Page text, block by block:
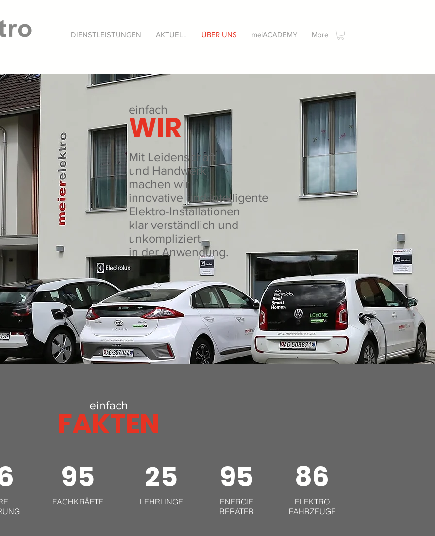
DIENSTLEISTUNGEN AKTUELL ÜBER UNS meiACADEMY More
WIR
Mit Leidenschaft
und Handwerk
machen wir
innovative und intelligente
Elektro-Installationen
klar verständlich und
unkompliziert
in der Anwendung.
einfach
FAKTEN
einfach
95
FACHKRÄFTE
25
LEHRLINGE
95
ENERGIE
BERATER
86
ELEKTRO
FAHRZEUGE